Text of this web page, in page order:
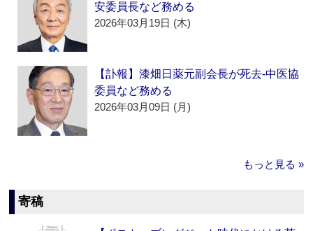
安委員長など務める
2026年03月19日 (木)
【訃報】漆畑日薬元副会長が死去‐中医協
委員など務める
2026年03月09日 (月)
もっと見る »
寄稿